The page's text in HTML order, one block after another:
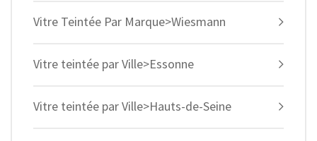
Vitre Teintée Par Marque>Wiesmann
Vitre teintée par Ville>Essonne
Vitre teintée par Ville>Hauts-de-Seine